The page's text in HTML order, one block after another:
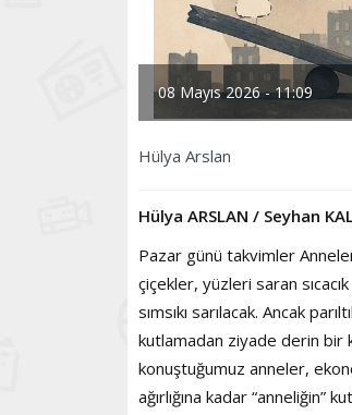
08 Mayıs 2026 - 11:09
Hülya Arslan
Hülya ARSLAN / Seyhan
Pazar günü takvimler
çiçekler, yüzleri saran
sımsıkı sarılacak. Ancak
kutlamadan ziyade derin bir
konuştuğumuz anneler,
ağırlığına kadar “anneliğin”